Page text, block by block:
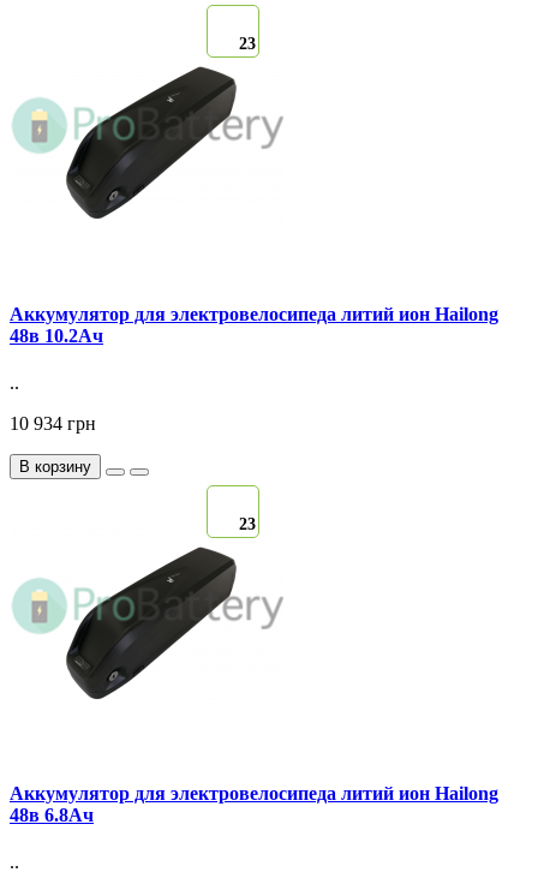
23
Аккумулятор для электровелосипеда литий ион Hailong
48в 10.2Ач
..
10 934 грн
В корзину
23
Аккумулятор для электровелосипеда литий ион Hailong
48в 6.8Ач
..